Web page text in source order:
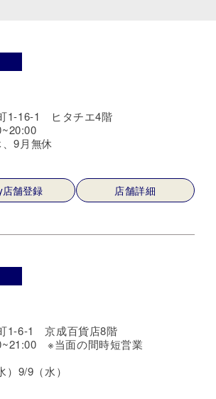
1-16-1 ヒタチエ4階
9月無休
店舗登録 店舗詳細
1-6-1 京成百貨店8階
※当面の間時短営業
9/9（水）